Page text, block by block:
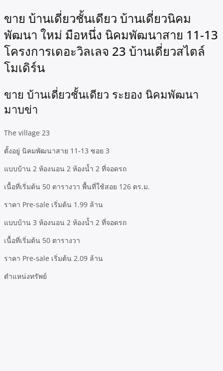
ขาย บ้านเดี่ยวชั้นเดียว บ้านเดี่ยวนิคม
พัฒนา ใหม่ มือหนึ่ง นิคมพัฒนาสาย 11-13
โครงการเดอะวิลเลจ 23 บ้านเดี่ยวสไตล์
โมเดิร์น
ขาย บ้านเดี่ยวชั้นเดียว ระยอง นิคมพัฒนา
มาบข่า
The village 23
ตั้งอยู่ นิคมพัฒนาสาย 11-13 ซอย 3
แบบบ้าน 2 ห้องนอน 2 ห้องน้ำ 2 ที่จอดรถ
เนื้อที่เริ่มต้น 50 ตารางวา พื้นที่ใช้สอย 126 ตร.ม.
ราคา Pre-sale เริ่มต้น 1.99 ล้าน
แบบบ้าน 3 ห้องนอน 2 ห้องน้ำ 2 ที่จอดรถ
เนื้อที่เริ่มต้น 50 ตารางวา
ราคา Pre-sale เริ่มต้น 2.09 ล้าน
ตำแหน่งทรัพย์